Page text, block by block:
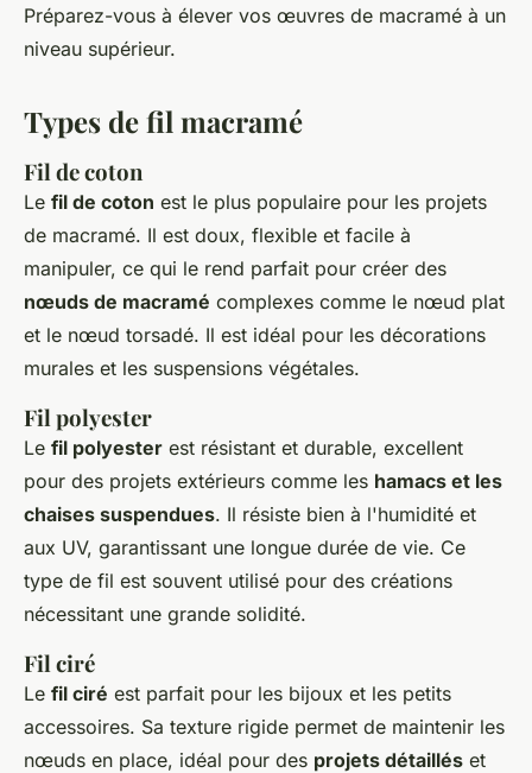
Préparez-vous à élever vos œuvres de macramé à un
niveau supérieur.
Types de fil macramé
Fil de coton
Le fil de coton est le plus populaire pour les projets
de macramé. Il est doux, flexible et facile à
manipuler, ce qui le rend parfait pour créer des
nœuds de macramé complexes comme le nœud plat
et le nœud torsadé. Il est idéal pour les décorations
murales et les suspensions végétales.
Fil polyester
Le fil polyester est résistant et durable, excellent
pour des projets extérieurs comme les hamacs et les
chaises suspendues. Il résiste bien à l'humidité et
aux UV, garantissant une longue durée de vie. Ce
type de fil est souvent utilisé pour des créations
nécessitant une grande solidité.
Fil ciré
Le fil ciré est parfait pour les bijoux et les petits
accessoires. Sa texture rigide permet de maintenir les
nœuds en place, idéal pour des projets détaillés et